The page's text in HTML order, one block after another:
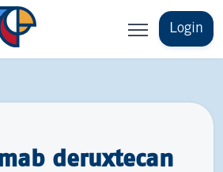
Login
deruxtecan